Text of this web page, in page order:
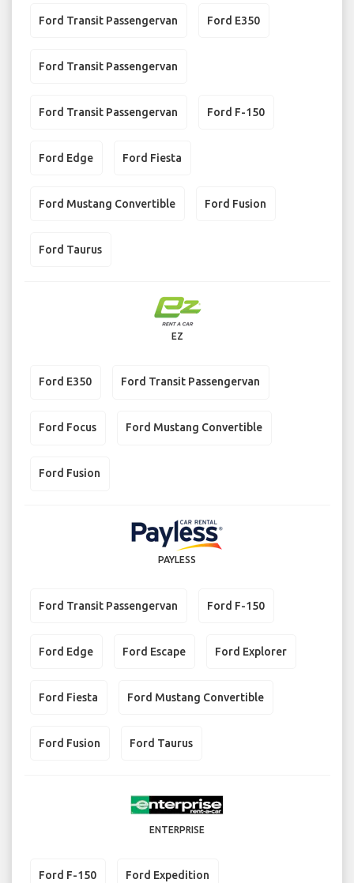
Ford Transit Passengervan Ford E350
Ford Transit Passengervan
Ford Transit Passengervan Ford F-150
Ford Edge Ford Fiesta
Ford Mustang Convertible Ford Fusion
Ford Taurus
EZ
Ford E350 Ford Transit Passengervan
Ford Focus Ford Mustang Convertible
Ford Fusion
PAYLESS
Ford Transit Passengervan Ford F-150
Ford Edge Ford Escape Ford Explorer
Ford Fiesta Ford Mustang Convertible
Ford Fusion Ford Taurus
ENTERPRISE
Ford F-150 Ford Expedition